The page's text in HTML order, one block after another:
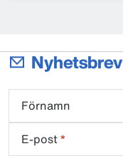
Nyhetsbrev
Förnamn
E-post*